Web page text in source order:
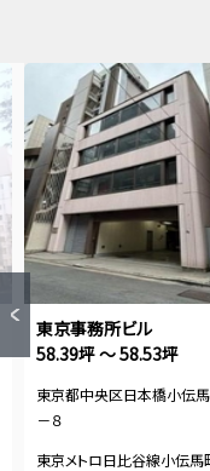
東京事務所ビル
58.39坪 ～ 58.53坪
東京都中央区日本橋小伝馬
－８
東京メトロ日比谷線小伝馬